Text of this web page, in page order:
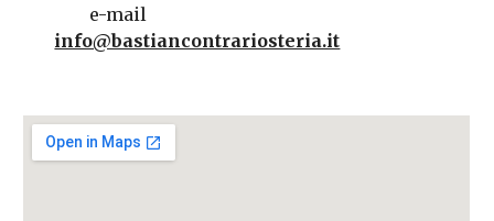
e-mail
info@bastiancontrariosteria.it